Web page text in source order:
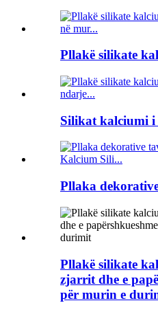
Pllakë silikate
Silikat kalciumi i
Pllaka
Pllakë silikate
zjarrit dhe e
për murin e